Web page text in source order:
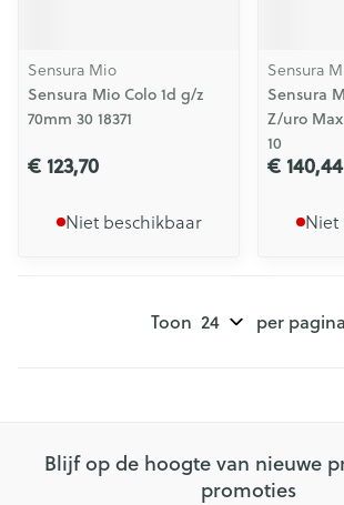
Sensura Mio
Sensura Mio Colo 1d g/z
70mm 30 18371
€ 123,70
Niet beschikbaar
Sensura
Sensura
Z/uro
10
€ 140,44
Niet
Toon per pagina
Blijf op de hoogte van nieuwe
promoties